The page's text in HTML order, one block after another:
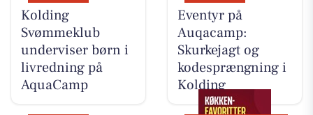
Kolding
Svømmeklub
underviser børn i
livredning på
AquaCamp
Eventyr på
Auqacamp:
Skurkejagt og
kodesprængning i
Kolding